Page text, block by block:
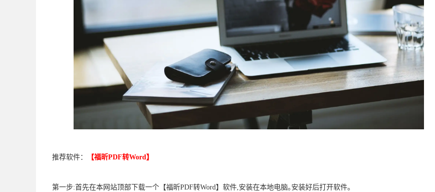
推荐软件： 【福昕PDF转Word】
第一步:首先在本网站顶部下载一个【福昕PDF转Word】软件,安装在本地电脑｡安装好后打开软件｡